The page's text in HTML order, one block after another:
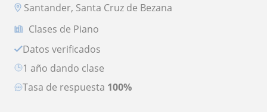
Santander, Santa Cruz de Bezana
Clases de Piano
Datos verificados
1 año dando clase
Tasa de respuesta 100%